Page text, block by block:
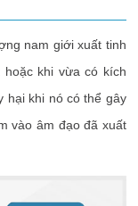
nam giới xuất tinh
khi vừa có kích
hại khi nó có thể gây
vào âm đạo đã xuất